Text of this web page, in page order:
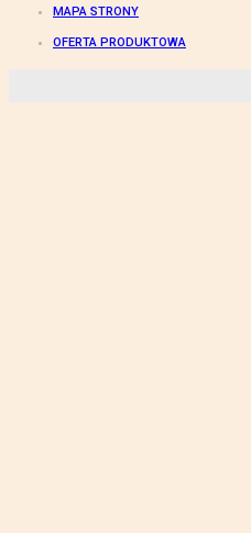
MAPA STRONY
OFERTA PRODUKTOWA